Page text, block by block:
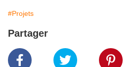
#Projets
Partager